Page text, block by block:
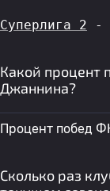
Суперлига 2 -
Какой процент
Джаннина?
Процент побед
Сколько раз